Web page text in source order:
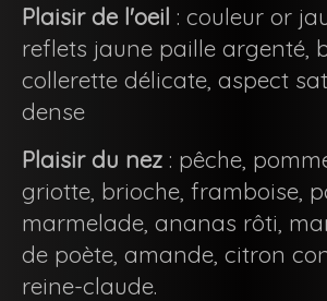
Plaisir de l'oeil : couleur or
reflets jaune paille argenté,
collerette délicate, aspect
dense
Plaisir du nez : pêche,
griotte, brioche, framboise,
marmelade, ananas rôti,
de poète, amande, citron
reine-claude.